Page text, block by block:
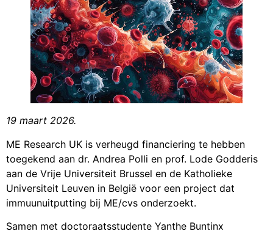
19 maart 2026.
ME Research UK is verheugd financiering te hebben
toegekend aan dr. Andrea Polli en prof. Lode Godderis
aan de Vrije Universiteit Brussel en de Katholieke
Universiteit Leuven in België voor een project dat
immuunuitputting bij ME/cvs onderzoekt.
Samen met doctoraatsstudente Yanthe Buntinx